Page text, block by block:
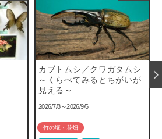
カブトムシ／クワガタムシ
～くらべてみるとちがいが
見える～
2026/7/8～2026/9/6
竹の塚・花畑